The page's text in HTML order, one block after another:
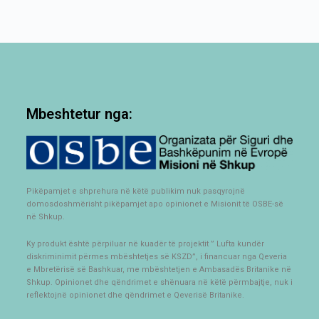
Mbeshtetur nga:
Pikëpamjet e shprehura në këtë publikim nuk pasqyrojnë
domosdoshmërisht pikëpamjet apo opinionet e Misionit të OSBE-së
në Shkup.
Ky produkt është përpiluar në kuadër të projektit ” Lufta kundër
diskriminimit përmes mbështetjes së KSZD”, i financuar nga Qeveria
e Mbretërisë së Bashkuar, me mbështetjen e Ambasadës Britanike në
Shkup. Opinionet dhe qëndrimet e shënuara në këtë përmbajtje, nuk i
reflektojnë opinionet dhe qëndrimet e Qeverisë Britanike.